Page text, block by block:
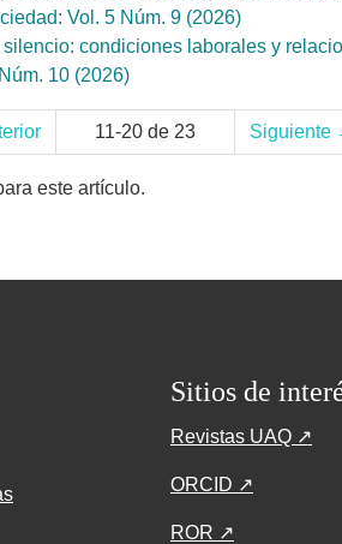
Vol. 5 Núm. 9 (2026)
condiciones laborales y
10 (2026)
11-20 de 23 Siguiente
este artículo.
Sitios de
Revistas UAQ ↗
ORCID ↗
ROR ↗